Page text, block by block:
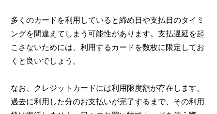
多くのカードを利用していると締め日や支払日のタイミ
ングを間違えてしまう可能性があります。支払遅延を起
こさないためには、利用するカードを数枚に限定してお
くと良いでしょう。
なお、クレジットカードには利用限度額が存在します。
過去に利用した分のお支払いが完了するまで、その利用